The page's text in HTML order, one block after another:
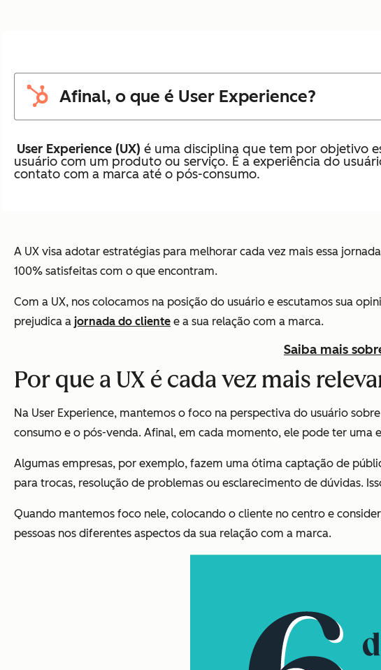
Afinal, o que é User Experience?
User Experience (UX) é uma disciplina que tem por objetivo
usuário com um produto ou serviço. É a experiência do
contato com a marca até o pós-consumo.
A UX visa adotar estratégias para melhorar cada vez mais essa
100% satisfeitas com o que encontram.
Com a UX, nos colocamos na posição do usuário e escutamos sua
prejudica a jornada do cliente e a sua relação com a marca.
Saiba mais
Por que a UX é cada vez mais
Na User Experience, mantemos o foco na perspectiva do usuário
consumo e o pós-venda. Afinal, em cada momento, ele pode ter uma
Algumas empresas, por exemplo, fazem uma ótima captação de
para trocas, resolução de problemas ou esclarecimento de dúvidas.
Quando mantemos foco nele, colocando o cliente no centro e
pessoas nos diferentes aspectos da sua relação com a marca.